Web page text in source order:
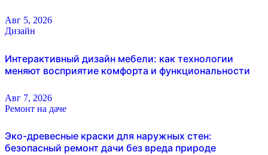
Авг 5, 2026
Дизайн
Интерактивный дизайн мебели: как технологии
меняют восприятие комфорта и функциональности
Авг 7, 2026
Ремонт на даче
Эко-древесные краски для наружных стен:
безопасный ремонт дачи без вреда природе